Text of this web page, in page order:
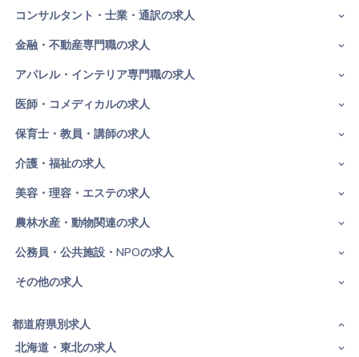
コンサルタント・士業・通訳の求人
金融・不動産専門職の求人
アパレル・インテリア専門職の求人
医師・コメディカルの求人
保育士・教員・講師の求人
介護・福祉の求人
美容・理容・エステの求人
農林水産・動物関連の求人
公務員・公共施設・NPOの求人
その他の求人
都道府県別求人
北海道・東北の求人